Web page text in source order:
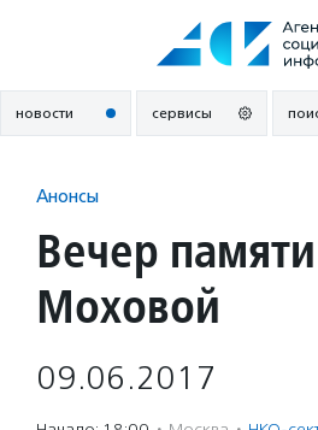
новости сервисы
Анонсы
Вечер
Моховой
09.06.2017